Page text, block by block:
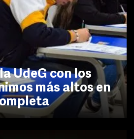
UdeG con los
más altos en